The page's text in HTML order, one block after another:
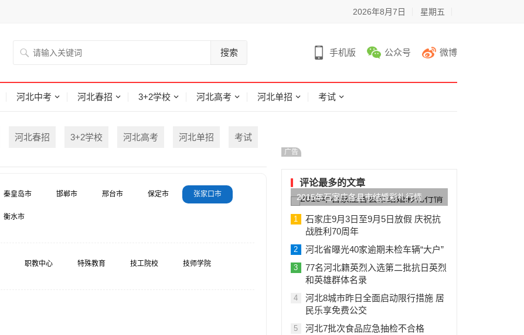
2026年8月7日 星期五
搜索 手机版 公众号 微博
河北中考 河北春招 3+2学校 河北高考 河北单招 考试
河北春招 3+2学校 河北高考 河北单招 考试
秦皇岛市 邯郸市 邢台市 保定市 张家口市
衡水市
职教中心 特殊教育 技工院校 技师学院
广告
评论最多的文章
2015年石家庄各县市结婚彩礼行情
1
石家庄9月3日至9月5日放假 庆祝抗
战胜利70周年
2 河北省曝光40家逾期未检车辆“大户”
3
77名河北籍英烈入选第二批抗日英烈
和英雄群体名录
4
河北8城市昨日全面启动限行措施 居
民乐享免费公交
5 河北7批次食品应急抽检不合格